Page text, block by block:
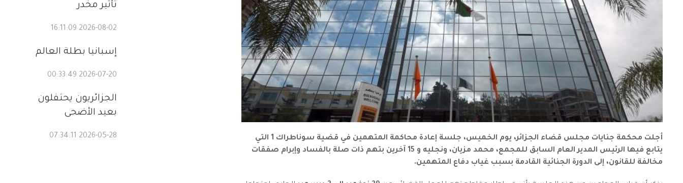
أجلت محكمة جنايات مجلس قضاء الجزائر، يوم الخميس، جلسة إعادة محاكمة المتهمين في قضية سوناطراك 1 التي
يتابع فيها الرئيس المدير العام السابق للمجمع، محمد مزيان، ونجليه و 15 آخرين بتهم ذات صلة بالفساد وإبرام صفقات
مخالفة للقانون، إلى الدورة الجنائية القادمة بسبب غياب دفاع المتهمين.
تأثير مخدر
2026-08-02 16:11:09
إسبانيا بطلة العالم
2026-07-20 00:33:49
الجزائريون يحتفلون
بعيد الأضحى
2026-05-28 07:34:11